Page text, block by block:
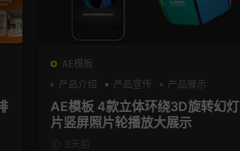
AE模板
产品介绍
产品宣传 产品展示
AE模板 4款立体环绕3D旋转幻灯
片竖屏照片轮播放大展示
3天前